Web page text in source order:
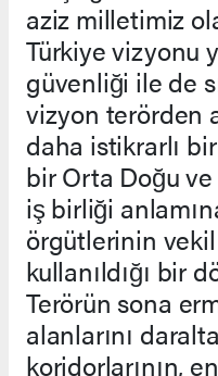
aziz milletimiz
Türkiye vizyonu
güvenliği ile de
vizyon terörden
daha istikrarlı
bir Orta Doğu
iş birliği
örgütlerinin
kullanıldığı bir
Terörün sona
alanlarını
koridorlarının,